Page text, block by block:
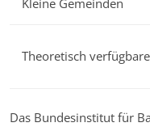
Theoretisch
Das Bundesinstitut für